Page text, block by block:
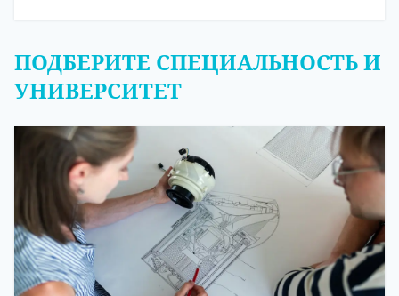
ПОДБЕРИТЕ СПЕЦИАЛЬНОСТЬ И
УНИВЕРСИТЕТ